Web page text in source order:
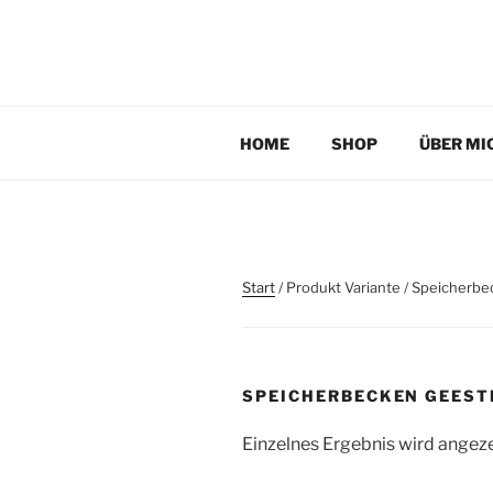
HOME SHOP ÜBER
Start/ Produkt Variante /
SPEICHERBECKEN
Einzelnes Ergebnis wird